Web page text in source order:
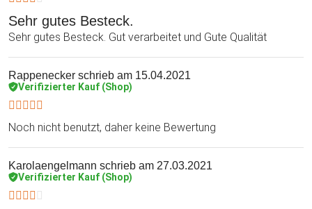
Sehr gutes Besteck.
Sehr gutes Besteck. Gut verarbeitet und Gute Qualität
Rappenecker schrieb am 15.04.2021
Verifizierter Kauf (Shop)
Noch nicht benutzt, daher keine Bewertung
Karolaengelmann schrieb am 27.03.2021
Verifizierter Kauf (Shop)